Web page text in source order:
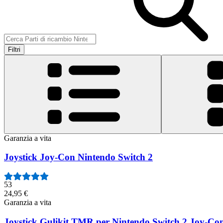
Filtri
Garanzia a vita
Joystick Joy-Con Nintendo Switch 2
53
24,95 €
Garanzia a vita